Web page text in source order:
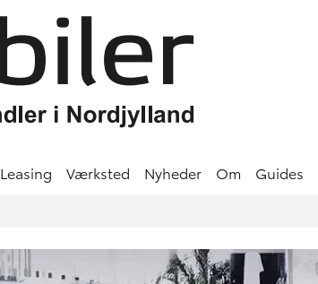
Værksted Nyheder Om Guides